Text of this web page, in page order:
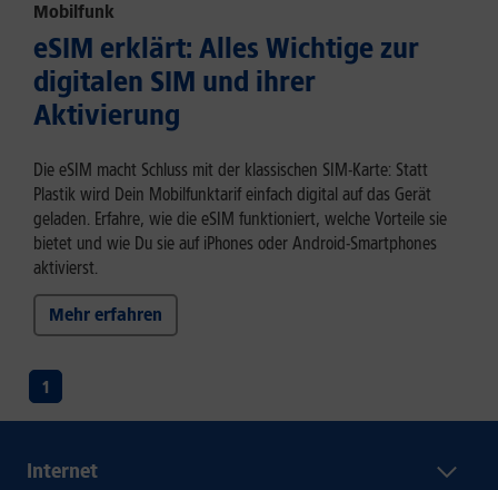
Mobilfunk
eSIM erklärt: Alles Wichtige zur
digitalen SIM und ihrer
Aktivierung
Die eSIM macht Schluss mit der klassischen SIM-Karte: Statt
Plastik wird Dein Mobilfunktarif einfach digital auf das Gerät
geladen. Erfahre, wie die eSIM funktioniert, welche Vorteile sie
bietet und wie Du sie auf iPhones oder Android-Smartphones
aktivierst.
Mehr erfahren
1
Internet